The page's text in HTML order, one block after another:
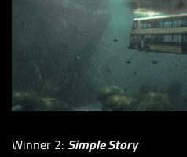
Winner 2:Simple Story